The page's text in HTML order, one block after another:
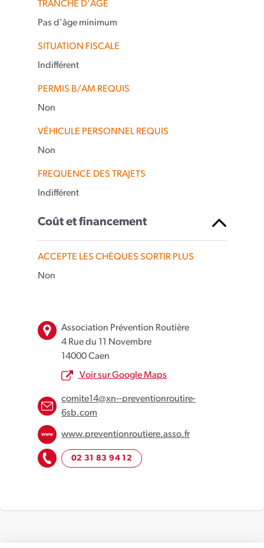
TRANCHE D'ÂGE
Pas d'âge minimum
SITUATION FISCALE
Indifférent
PERMIS B/AM REQUIS
Non
VÉHICULE PERSONNEL REQUIS
Non
FREQUENCE DES TRAJETS
Indifférent
Coût et financement
ACCEPTE LES CHÈQUES SORTIR PLUS
Non
Prévention Routière, Rue du 11 Novembre, Caen,
France
+
−
Association Prévention Routière
4 Rue du 11 Novembre
14000 Caen
Voir sur Google Maps
comite14@xn--preventionroutire-
6sb.com
www.preventionroutiere.asso.fr
02 31 83 94 12